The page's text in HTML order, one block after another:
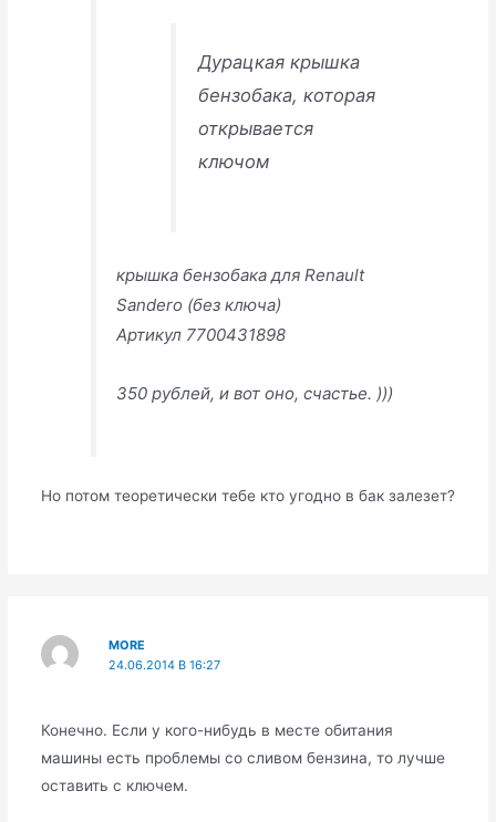
Дурацкая крышка
бензобака, которая
открывается
ключом
крышка бензобака для Renault
Sandero (без ключа)
Артикул 7700431898
350 рублей, и вот оно, счастье. )))
Но потом теоретически тебе кто угодно в бак залезет?
MORE
24.06.2014 В 16:27
Конечно. Если у кого-нибудь в месте обитания
машины есть проблемы со сливом бензина, то лучше
оставить с ключем.